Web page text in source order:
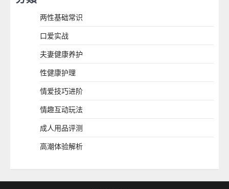
两性基础常识
口爱实战
夫妻健康养护
性健康护理
情爱技巧进阶
情趣互动玩法
成人用品评测
高潮体验解析